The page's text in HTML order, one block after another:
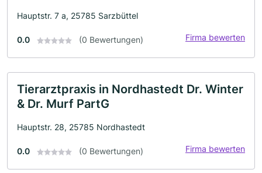
Hauptstr. 7 a, 25785 Sarzbüttel
0.0 (0 Bewertungen) Firma bewerten
Tierarztpraxis in Nordhastedt Dr. Winter
& Dr. Murf PartG
Hauptstr. 28, 25785 Nordhastedt
0.0 (0 Bewertungen) Firma bewerten